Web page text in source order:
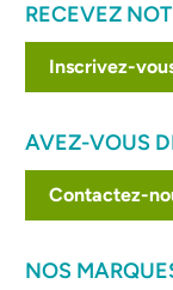
RECEVEZ
Inscrivez-
AVEZ-VOUS
Contactez-
NOS